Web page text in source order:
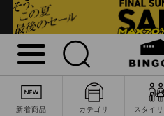
新着商品 カテゴリ スタイ
詳